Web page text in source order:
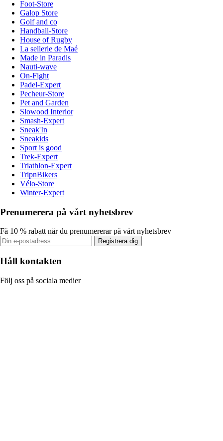
Foot-Store
Galop Store
Golf and co
Handball-Store
House of Rugby
La sellerie de Maé
Made in Paradis
Nauti-wave
On-Fight
Padel-Expert
Pecheur-Store
Pet and Garden
Slowood Interior
Smash-Expert
Sneak'In
Sneakids
Sport is good
Trek-Expert
Triathlon-Expert
TripnBikers
Vélo-Store
Winter-Expert
Prenumerera på vårt nyhetsbrev
Få 10 % rabatt när du prenumererar på vårt nyhetsbrev
Registrera dig
Håll kontakten
Följ oss på sociala medier